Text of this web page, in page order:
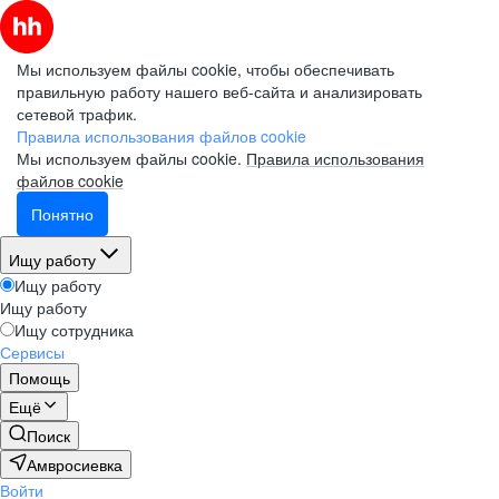
Мы используем файлы cookie, чтобы обеспечивать
правильную работу нашего веб-сайта и анализировать
сетевой трафик.
Правила использования файлов cookie
Мы используем файлы cookie. Правила использования
файлов cookie
Понятно
Ищу работу
Ищу работу
Ищу работу
Ищу сотрудника
Сервисы
Помощь
Ещё
Поиск
Амвросиевка
Войти